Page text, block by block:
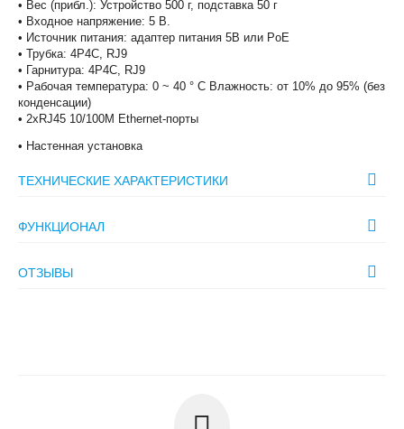
• Вес (прибл.): Устройство 500 г, подставка 50 г
• Входное напряжение: 5 В.
• Источник питания: адаптер питания 5В или PoE
• Трубка: 4P4C, RJ9
• Гарнитура: 4P4C, RJ9
• Рабочая температура: 0 ~ 40 ° C Влажность: от 10% до 95% (без
конденсации)
• 2xRJ45 10/100M Ethernet-порты
• Настенная установка
ТЕХНИЧЕСКИЕ ХАРАКТЕРИСТИКИ
ФУНКЦИОНАЛ
ОТЗЫВЫ